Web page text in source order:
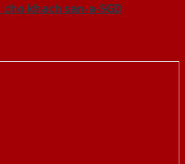
cho khach san-a-SGD